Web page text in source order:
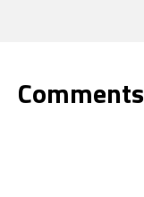
Comments